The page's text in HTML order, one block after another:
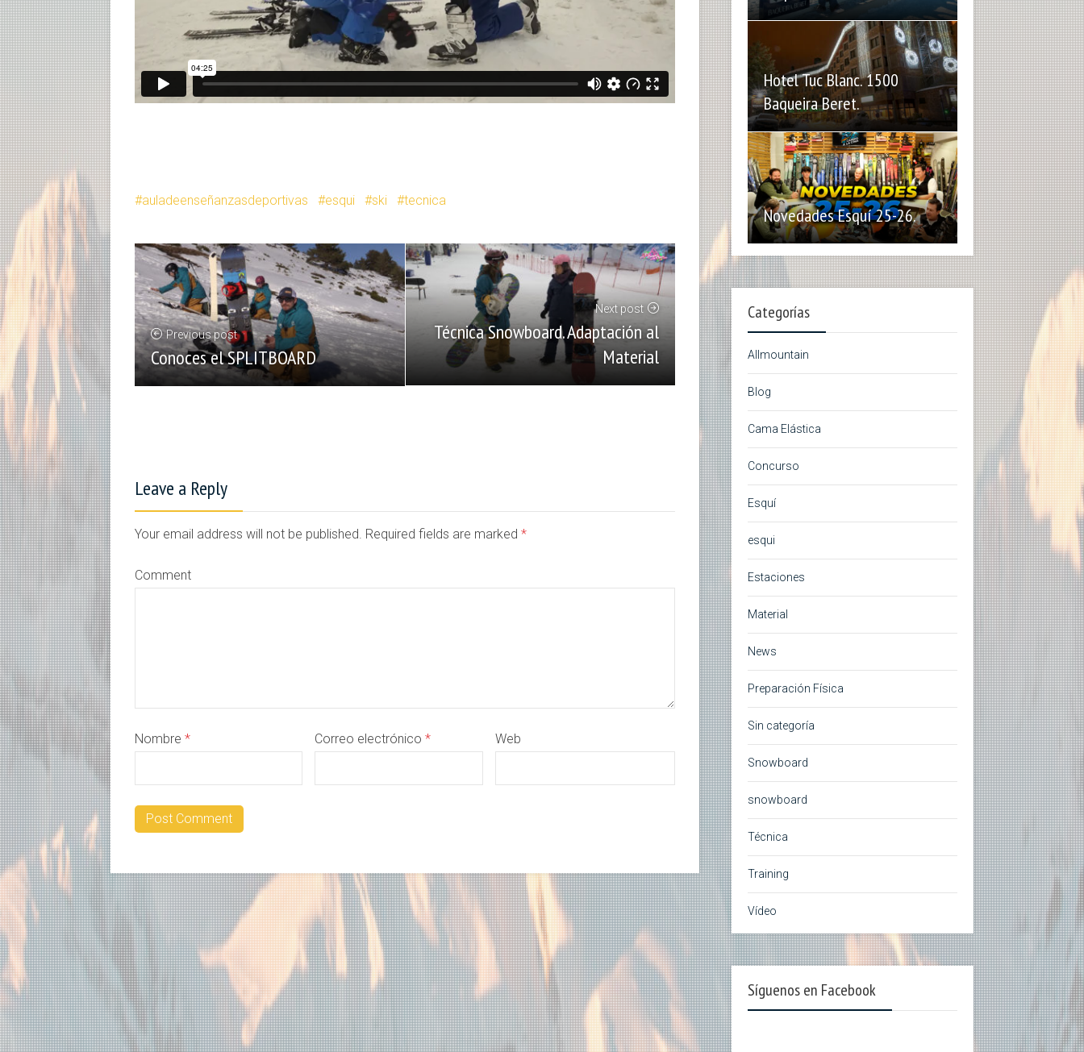
auladeenseñanzasdeportivas esqui ski tecnica
Previous post
Conoces el SPLITBOARD
Next post
Técnica Snowboard. Adaptación al
Material
Leave a Reply
Your email address will not be published. Required fields are marked *
Comment
Nombre * Correo electrónico* Web
Hotel Tuc Blanc. 1500
Baqueira Beret.
Novedades Esquí 25-26.
Categorías
Allmountain
Blog
Cama Elástica
Concurso
Esquí
esqui
Estaciones
Material
News
Preparación Física
Sin categoría
Snowboard
snowboard
Técnica
Training
Vídeo
Síguenos en Facebook